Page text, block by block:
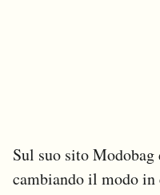
Sul suo sito
cambiando il modo